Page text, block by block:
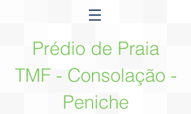
Prédio de Praia
TMF - Consolação -
Peniche